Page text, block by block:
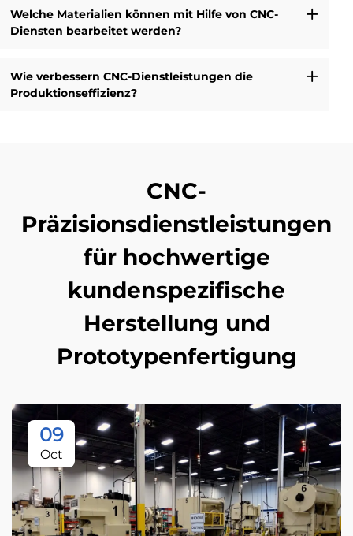
Welche Materialien können mit Hilfe von CNC-
Diensten bearbeitet werden?
Wie verbessern CNC-Dienstleistungen die
Produktionseffizienz?
CNC-
Präzisionsdienstleistungen
für hochwertige
kundenspezifische
Herstellung und
Prototypenfertigung
09
Oct